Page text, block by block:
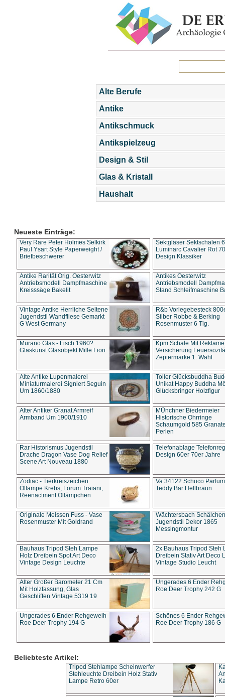
Alte Berufe
Antike
Antikschmuck
Antikspielzeug
Design & Stil
Glas & Kristall
Haushalt
Neueste Einträge:
Very Rare Peter Holmes Selkirk
Paul Ysart Style Paperweight /
Briefbeschwerer
Sektgläser Sektschalen
Luminarc Cavalier Rot
Design Klassiker
Antike Rarität Orig. Oesterwitz
Antriebsmodell Dampfmaschine
Kreisssäge Bakelit
Antikes Oesterwitz
Antriebsmodell
Stand Schleifmaschine
Vintage Antike Herrliche Seltene
Jugendstil Wandfliese Gemarkt
G West Germany
R&b Vorlegebesteck
Silber Robbe & Berking
Rosenmuster 6 Tlg.
Murano Glas - Fisch 1960?
Glaskunst Glasobjekt Mille Fiori
Kpm Schale Mit Reklame
Versicherung
Zeptermarke 1. Wahl
Alte Antike Lupenmalerei
Miniaturmalerei Signiert Seguin
Um 1860/1880
Toller Glücksbuddha
Unikat Happy Buddha
Glücksbringer Holzfigur
Alter Antiker Granat Armreif
Armband Um 1900/1910
MÜnchner Biedermeier
Historische Ohrringe
Schaumgold 585
Perlen
Rar Historismus Jugendstil
Drache Dragon Vase Dog Relief
Scene Art Nouveau 1880
Telefonablage
Design 60er 70er Jahre
Zodiac - Tierkreiszeichen
Öllampe Krebs, Forum Traiani,
Reenactment Öllämpchen
Va 34122 Schuco
Teddy Bär Hellbraun
Originale Meissen Fuss - Vase
Rosenmuster Mit Goldrand
Wächtersbach Schälchen
Jugendstil Dekor 1865
Messingmontur
Bauhaus Tripod Steh Lampe
Holz Dreibein Spot Art Deco
Vintage Design Leuchte
2x Bauhaus Tripod Steh
Dreibein Stativ Art Deco
Vintage Studio Leucht
Alter Großer Barometer 21 Cm
Mit Holzfassung, Glas
Geschliffen Vintage 5319 19
Ungerades 6 Ender
Roe Deer Trophy 242 G
Ungerades 6 Ender Rehgeweih
Roe Deer Trophy 194 G
Schönes 6 Ender
Roe Deer Trophy 186 G
Beliebteste Artikel:
Tripod Stehlampe Scheinwerfer
Stehleuchte Dreibein Holz Stativ
Lampe Retro 60er